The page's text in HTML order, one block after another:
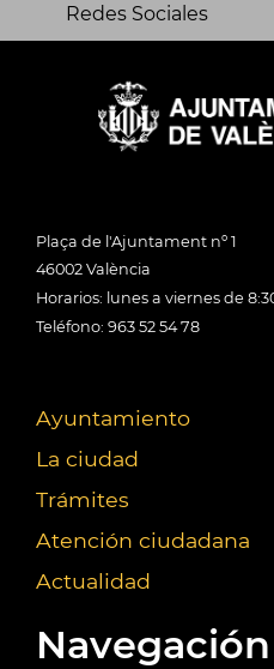
Redes Sociales
Plaça de l'Ajuntament nº 1
46002 València
Horarios: lunes a viernes de
Teléfono: 963 52 54 78
Ayuntamiento
La ciudad
Trámites
Atención ciudadana
Actualidad